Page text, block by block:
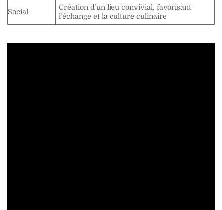
Social
Création d’un lieu convivial, favorisant
l’échange et la culture culinaire